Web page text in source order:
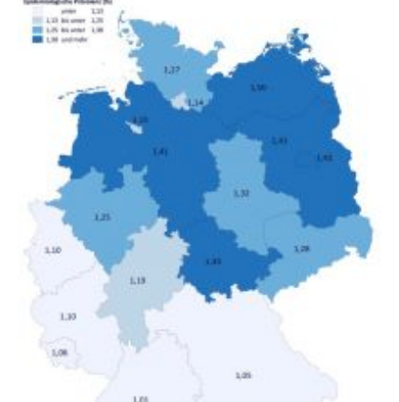
gesamten Einkommen zwischen 1990 und 2020 für
unterschiedliche Einkommensgruppen sowie für in
Deutschland geborene Menschen und Zugewanderte
verändert hat. Das Ergebnis: Während Personen mit
hohen Einkommen (oberstes Quintil der Verteilung der
Nettoäquivalenzeinkommen) nur einen moderaten
Anstieg des Mietanteils am Gesamteinkommen
hinnehmen mussten, nahm die Belastung bei
Menschen mit…